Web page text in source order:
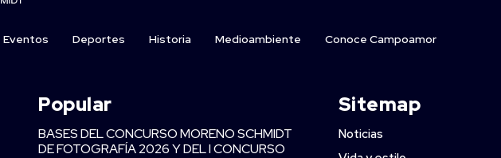
Eventos Deportes Historia Medioambiente Conoce Campoamor
Popular
BASES DEL CONCURSO MORENO SCHMIDT
DE FOTOGRAFÍA 2026 Y DEL I CONCURSO
Sitemap
Noticias